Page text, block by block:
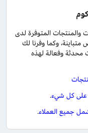
والمنتجات المتوفرة لدى
وكما وفرنا لك
محدثة وفعالة لهذه
.
.